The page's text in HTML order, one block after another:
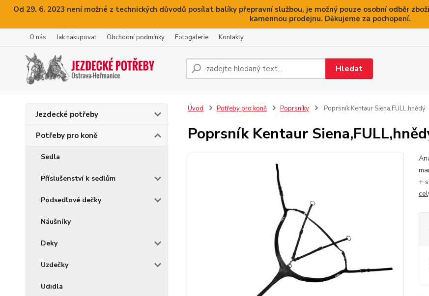
Od 29. 6. 2023 není možné z technických důvodů posílat balíky přepravní službou, je možný pouze osobní odběr
kamennou prodejnu. Děkujeme za pochopení.
O nás Jak nakupovat Obchodní podmínky Fotogalerie Kontakty
Hledat
Jezdecké potřeby
Potřeby pro koně
Sedla
Příslušenství k sedlům
Podsedlové dečky
Náušníky
Deky
Uzdečky
Udidla
Úvod Potřeby pro koně Poprsníky Poprsník Kentaur Siena,FULL,hnědý
Poprsník Kentaur
+